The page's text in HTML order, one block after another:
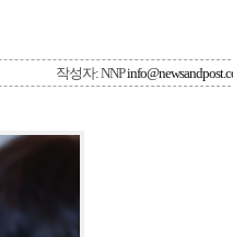
작성자: NNP